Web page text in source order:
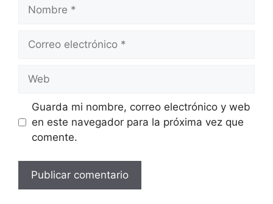
Nombre
Correo
Web
Guarda mi nombre, correo electrónico y web
en este navegador para la próxima vez que
comente.